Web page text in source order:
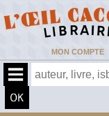
MON COMPTE